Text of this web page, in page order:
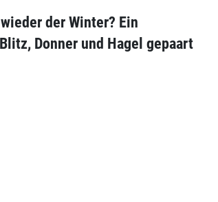
der Winter? Ein
Donner und Hagel gepaart